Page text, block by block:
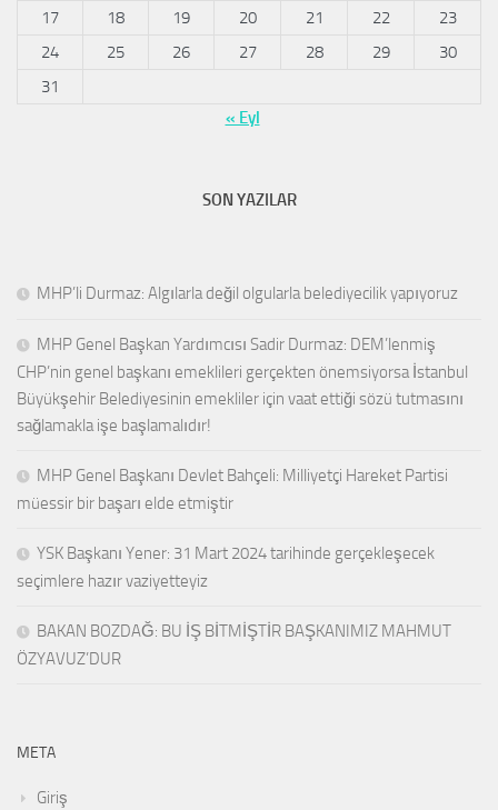
17
18 19 20 21 22
23
24
25 26 27 28 29
30
31
« Eyl
SON YAZILAR
MHP’li Durmaz: Algılarla değil olgularla belediyecilik yapıyoruz
MHP Genel Başkan Yardımcısı Sadir Durmaz: DEM’lenmiş
CHP’nin genel başkanı emeklileri gerçekten önemsiyorsa İstanbul
Büyükşehir Belediyesinin emekliler için vaat ettiği sözü tutmasını
sağlamakla işe başlamalıdır!
MHP Genel Başkanı Devlet Bahçeli: Milliyetçi Hareket Partisi
müessir bir başarı elde etmiştir
YSK Başkanı Yener: 31 Mart 2024 tarihinde gerçekleşecek
seçimlere hazır vaziyetteyiz
BAKAN BOZDAĞ: BU İŞ BİTMİŞTİR BAŞKANIMIZ MAHMUT
ÖZYAVUZ’DUR
META
Giriş